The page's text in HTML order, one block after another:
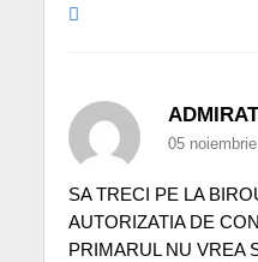
05
SA TRECI PE LA
AUTORIZATIA DE
PRIMARUL NU VREA